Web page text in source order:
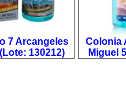
7 Arcangeles
130212)
Colonia
Miguel